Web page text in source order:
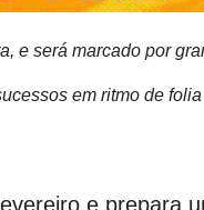
e será marcado por
em ritmo de folia
e prepara